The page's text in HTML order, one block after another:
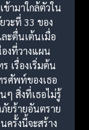
ข้ามาใกล้ตัวใน
วะที่ 33 ของ
ะตื่นเต้นเมื่อ
งที่วางแผน
เรื่องเริ่มต้น
ศัพท์ของเธอ
ๆ สิ่งที่เธอไม่รู้
ยร้ายอันตราย
ครั้งนี้จะสร้าง